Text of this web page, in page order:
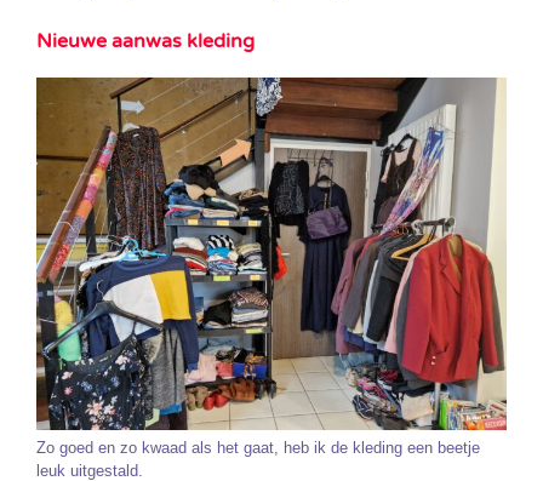
Nieuwe aanwas kleding
Zo goed en zo kwaad als het gaat, heb ik de kleding een beetje
leuk uitgestald.